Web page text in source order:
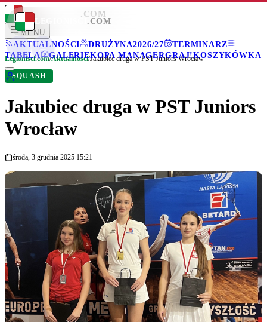
LEGIONISCI .COM
MENU
AKTUALNOŚCI
DRUŻYNA2026/27
TERMINARZ
TABELA
GALERIEKOPA MANAGERGRAJ!KOSZYKÓWKA
LEGIONISCI .COM
Legionisci.com/Aktualności/Jakubiec druga w PST Juniors Wrocław
SQUASH
Jakubiec druga w PST Juniors
Wrocław
środa, 3 grudnia 2025 15:21